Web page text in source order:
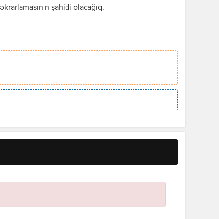
şahidi olacağıq.